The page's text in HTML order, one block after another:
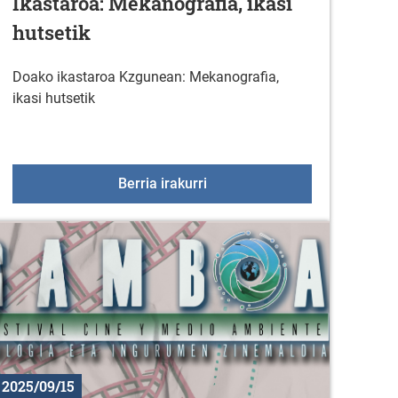
2025
hutsetik
Doako ikastaroa Kzgunean: Mekanografia,
ikasi hutsetik
Berria irakurriIkastaroa: Mekanografia,
2025/09/15